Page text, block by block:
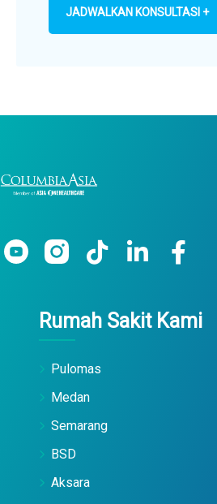
JADWALKAN KONSULTASI +
Rumah Sakit Kami
Pulomas
Medan
Semarang
BSD
Aksara